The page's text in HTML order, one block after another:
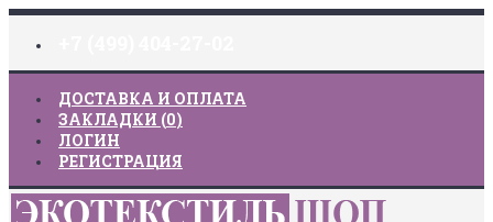
ДОСТАВКА И ОПЛАТА
ЗАКЛАДКИ (0)
ЛОГИН
РЕГИСТРАЦИЯ